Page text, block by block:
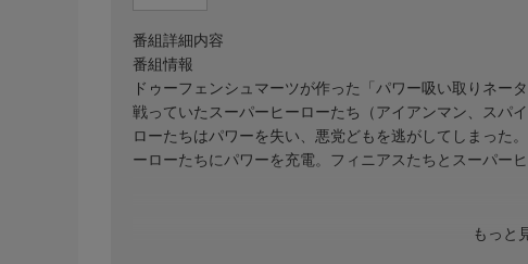
もっと
番組詳細内容
番組情報
ドゥーフェンシュマーツが作った「パワー吸い取りネー
戦っていたスーパーヒーローたち（アイアンマン、スパ
ローたちはパワーを失い、悪党どもを逃がしてしまった
ーローたちにパワーを充電。フィニアスたちとスーパー